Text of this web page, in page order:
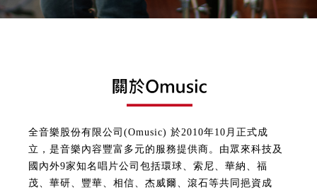
全音樂股份有限公司(Omusic) 於2010年10月正式成
立，是音樂內容豐富多元的服務提供商。由眾來科技及
國內外9家知名唱片公司包括環球、索尼、華納、福
茂、華研、豐華、相信、杰威爾、滾石等共同挹資成